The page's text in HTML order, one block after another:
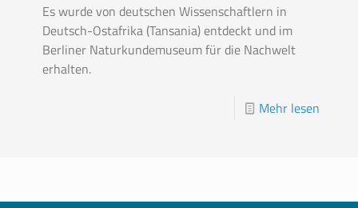
Es wurde von deutschen Wissenschaftlern in
Deutsch-Ostafrika (Tansania) entdeckt und im
Berliner Naturkundemuseum für die Nachwelt
erhalten.
Mehr lesen